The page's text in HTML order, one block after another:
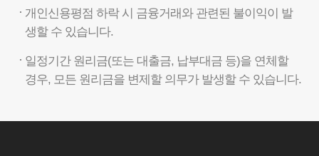
개인신용평점 하락 시 금융거래와 관련된 불이익이 발
생할 수 있습니다.
일정기간 원리금(또는 대출금, 납부대금 등)을 연체할
경우, 모든 원리금을 변제할 의무가 발생할 수 있습니다.